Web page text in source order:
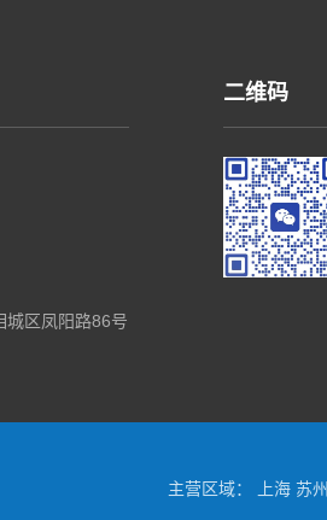
城区凤阳路86号
二维码
主营区域：
上海 苏州